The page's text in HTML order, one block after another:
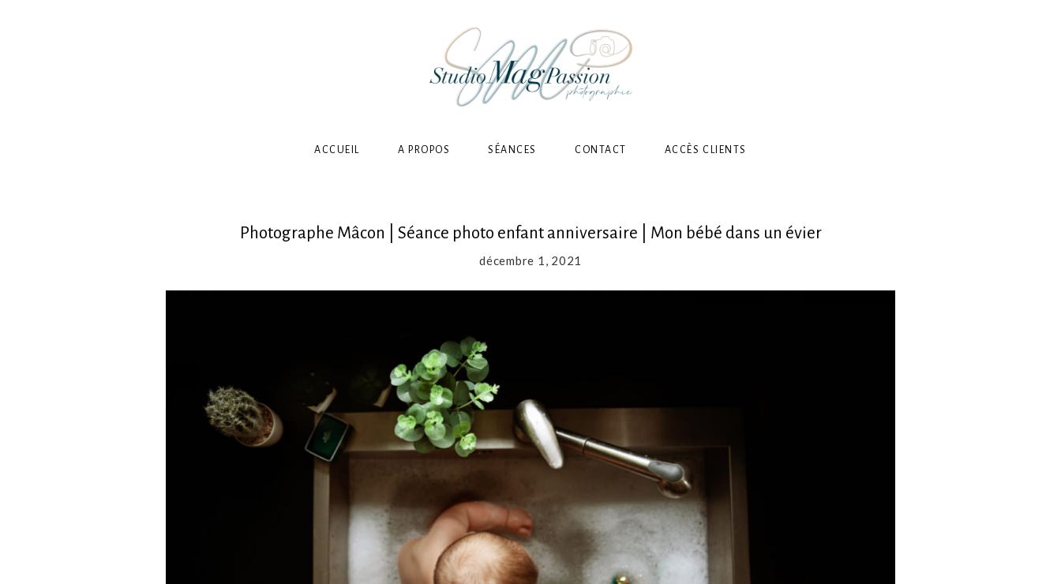
ACCUEIL A PROPOS SÉANCES CONTACT ACCÈS CLIENTS
Photographe Mâcon | Séance photo enfant anniversaire | Mon bébé dans un évier
décembre 1, 2021